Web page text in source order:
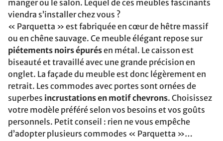
manger ou le salon. Lequel de ces meubles fascinants
viendra s’installer chez vous ?
« Parquetta » est fabriquée en cœur de hêtre massif
ou en chêne sauvage. Ce meuble élégant repose sur
piétements noirs épurésen métal. Le caisson est
biseauté et travaillé avec une grande précision en
onglet. La façade du meuble est donc légèrement en
retrait. Les commodes avec portes sont ornées de
superbes incrustations en motif chevrons. Choisissez
votre modèle préféré selon vos besoins et vos goûts
personnels. Petit conseil : rien ne vous empêche
d’adopter plusieurs commodes « Parquetta »…